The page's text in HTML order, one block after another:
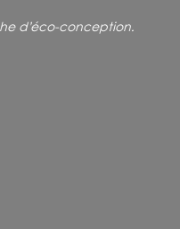
d’éco-conception.